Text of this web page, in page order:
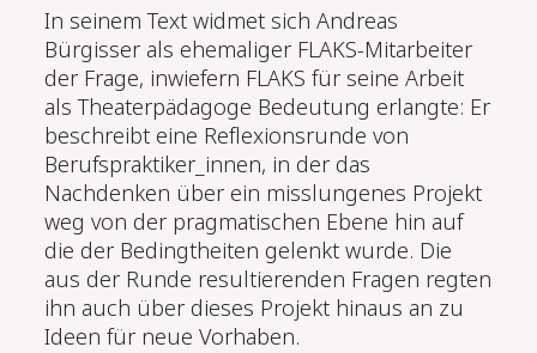
In seinem Text widmet sich Andreas
Bürgisser als ehemaliger FLAKS-Mitarbeiter
der Frage, inwiefern FLAKS für seine Arbeit
als Theaterpädagoge Bedeutung erlangte: Er
beschreibt eine Reflexionsrunde von
Berufspraktiker_innen, in der das
Nachdenken über ein misslungenes Projekt
weg von der pragmatischen Ebene hin auf
die der Bedingtheiten gelenkt wurde. Die
aus der Runde resultierenden Fragen regten
ihn auch über dieses Projekt hinaus an zu
Ideen für neue Vorhaben.